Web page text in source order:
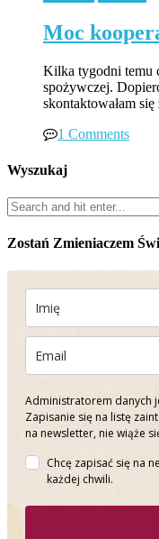
Moc
Kilka tygodni temu
spożywczej.
skontaktowałam
1 Comments
Wyszukaj
Zostań Zmieniaczem
Administratorem danych
Zapisanie się na listę
na newsletter, nie wiąże
Chcę zapisać się na
każdej chwili.